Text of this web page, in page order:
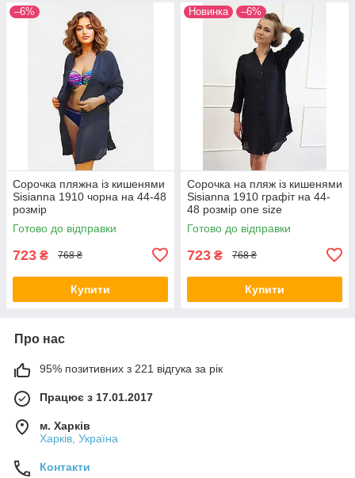
–6%
Сорочка пляжна із кишенями
Sisianna 1910 чорна на 44-48
розмір
Готово до відправки
723 ₴ 768 ₴
Купити
Новинка –6%
Сорочка на пляж із кишенями
Sisianna 1910 графіт на 44-
48 розмір one size
Готово до відправки
723 ₴ 768 ₴
Купити
Про нас
95% позитивних з 221 відгука за рік
Працює з 17.01.2017
м. Харків
Харків, Україна
Контакти